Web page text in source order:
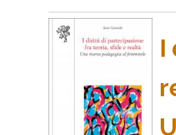
I